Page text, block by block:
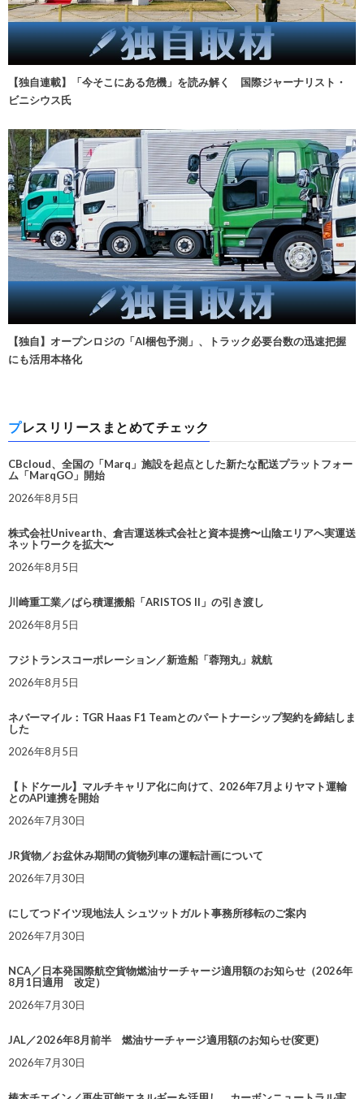
【独自連載】「今そこにある危機」を読み解く 国際ジャーナリスト・
ビニシウス氏
【独自】オープンロジの「AI梱包予測」、トラック必要台数の迅速把握
にも活用本格化
プレスリリースまとめてチェック
CBcloud、全国の「Marq」施設を起点とした新たな配送プラットフォー
ム「MarqGO」開始
2026年8月5日
株式会社Univearth、倉吉運送株式会社と資本提携〜山陰エリアへ実運送
ネットワークを拡大〜
2026年8月5日
川崎重工業／ばら積運搬船「ARISTOS II」の引き渡し
2026年8月5日
フジトランスコーポレーション／新造船「蓉翔丸」就航
2026年8月5日
ネバーマイル：TGR Haas F1 Teamとのパートナーシップ契約を締結しま
した
2026年8月5日
【トドケール】マルチキャリア化に向けて、2026年7月よりヤマト運輸
とのAPI連携を開始
2026年7月30日
JR貨物／お盆休み期間の貨物列車の運転計画について
2026年7月30日
にしてつドイツ現地法人 シュツットガルト事務所移転のご案内
2026年7月30日
NCA／日本発国際航空貨物燃油サーチャージ適用額のお知らせ（2026年
8月1日適用 改定）
2026年7月30日
JAL／2026年8月前半 燃油サーチャージ適用額のお知らせ(変更)
2026年7月30日